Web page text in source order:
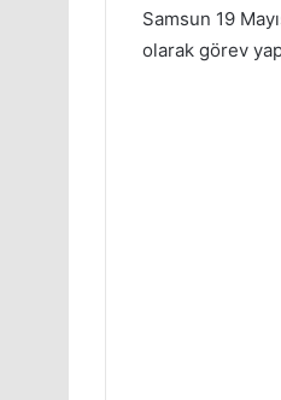
Samsun 19
olarak görev